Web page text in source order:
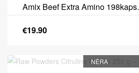
Amix Beef Extra Amino 198kaps.
€19.90
NĖRA